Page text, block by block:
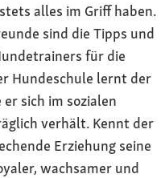
alles im Griff haben.
sind die Tipps und
für die
Hundeschule lernt der
sich im sozialen
verhält. Kennt der
Erziehung seine
wachsamer und